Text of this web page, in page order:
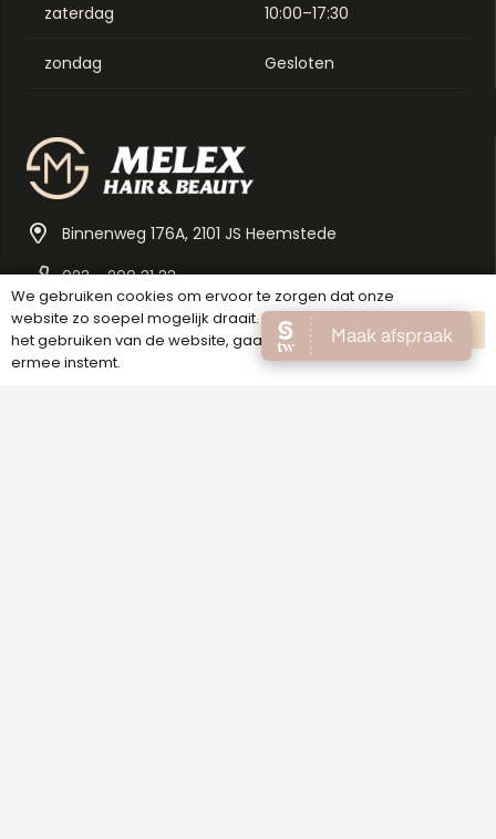
zaterdag 10:00–17:30
zondag Gesloten
Binnenweg 176A, 2101 JS Heemstede
023 - 200 31 33
info@melexbeauty.nl
We gebruiken cookies om ervoor te zorgen dat onze
website zo soepel mogelijk draait. Als je doorgaat met
het gebruiken van de website, gaan we er vanuit dat
ermee instemt.
OK